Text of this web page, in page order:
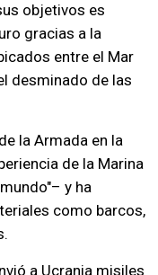
objetivos es
gracias a la
entre el Mar
desminado de las
la Armada en la
de la Marina
y ha
como barcos,
a Ucrania misiles